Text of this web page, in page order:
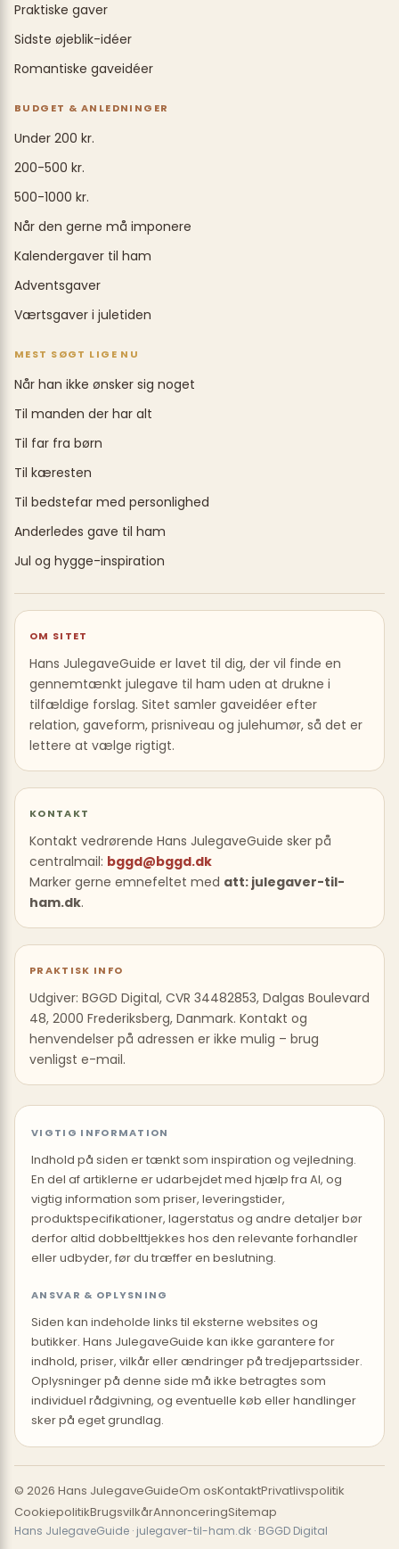
Praktiske gaver
Sidste øjeblik-idéer
Romantiske gaveidéer
BUDGET & ANLEDNINGER
Under 200 kr.
200-500 kr.
500-1000 kr.
Når den gerne må imponere
Kalendergaver til ham
Adventsgaver
Værtsgaver i juletiden
MEST SØGT LIGE NU
Når han ikke ønsker sig noget
Til manden der har alt
Til far fra børn
Til kæresten
Til bedstefar med personlighed
Anderledes gave til ham
Jul og hygge-inspiration
OM SITET
Hans JulegaveGuide er lavet til dig, der vil finde en
gennemtænkt julegave til ham uden at drukne i
tilfældige forslag. Sitet samler gaveidéer efter
relation, gaveform, prisniveau og julehumør, så det er
lettere at vælge rigtigt.
KONTAKT
Kontakt vedrørende Hans JulegaveGuide sker på
centralmail: bggd@bggd.dk
Marker gerne emnefeltet med att: julegaver-til-
ham.dk.
PRAKTISK INFO
Udgiver: BGGD Digital, CVR 34482853, Dalgas Boulevard
48, 2000 Frederiksberg, Danmark. Kontakt og
henvendelser på adressen er ikke mulig – brug
venligst e-mail.
VIGTIG INFORMATION
Indhold på siden er tænkt som inspiration og vejledning.
En del af artiklerne er udarbejdet med hjælp fra AI, og
vigtig information som priser, leveringstider,
produktspecifikationer, lagerstatus og andre detaljer bør
derfor altid dobbelttjekkes hos den relevante forhandler
eller udbyder, før du træffer en beslutning.
ANSVAR & OPLYSNING
Siden kan indeholde links til eksterne websites og
butikker. Hans JulegaveGuide kan ikke garantere for
indhold, priser, vilkår eller ændringer på tredjepartssider.
Oplysninger på denne side må ikke betragtes som
individuel rådgivning, og eventuelle køb eller handlinger
sker på eget grundlag.
© 2026 Hans JulegaveGuideOm osKontaktPrivatlivspolitik
CookiepolitikBrugsvilkårAnnonceringSitemap
Hans JulegaveGuide · julegaver-til-ham.dk · BGGD Digital